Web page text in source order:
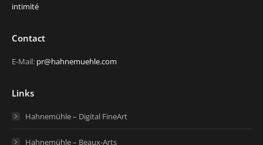
intimité
Contact
E-Mail: pr@hahnemuehle.com
Links
Hahnemühle – Digital FineArt
Hahnemühle – Beaux-Arts